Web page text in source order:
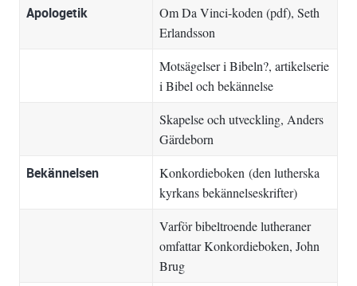
Apologetik Om Da Vinci-koden (pdf), Seth
Erlandsson
Motsägelser i Bibeln?, artikelserie
i Bibel och bekännelse
Skapelse och utveckling, Anders
Gärdeborn
Bekännelsen Konkordieboken (den lutherska
kyrkans bekännelseskrifter)
Varför bibeltroende lutheraner
omfattar Konkordieboken, John
Brug